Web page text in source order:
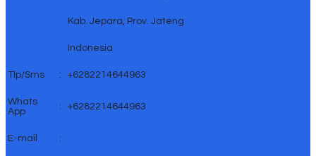
Kab. Jepara, Prov. Jateng
Indonesia
Tlp/Sms : +6282214644963
Whats
App
: +6282214644963
E-mail :